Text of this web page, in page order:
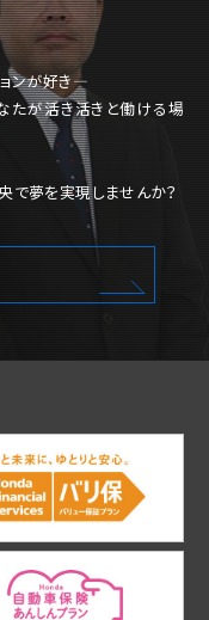
ョンが好き―
たが活き活きと働ける場
で夢を実現しませんか？